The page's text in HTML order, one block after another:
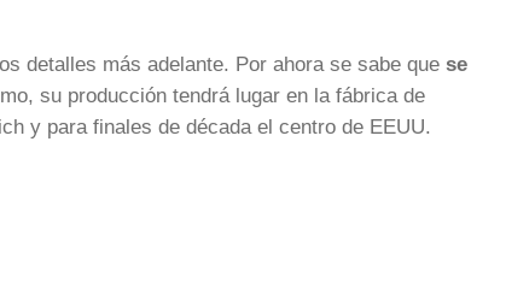
detalles más adelante. Por ahora se sabe que se
su producción tendrá lugar en la fábrica de
y para finales de década el centro de EEUU.